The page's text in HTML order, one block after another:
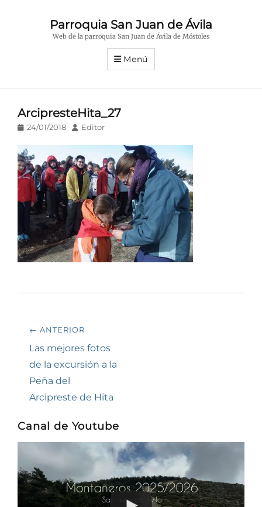
Parroquia San Juan de Ávila
Web de la parroquia San Juan de Ávila de Móstoles
Menú
ArcipresteHita_27
Publicado
24/01/2018 AutorEditor
Navegación
de
entradas
← ANTERIOR
Entrada
anterior:
Las mejores fotos
de la excursión a la
Peña del
Arcipreste de Hita
Canal de Youtube